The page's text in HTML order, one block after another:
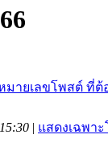
| แสดงเฉพา